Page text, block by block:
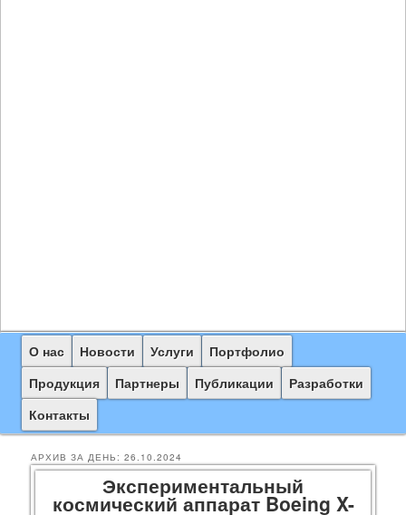
Главное
меню
Перейти
к
основному
содержимому
Перейти
к
дополнительному
содержимому
О нас Новости Услуги
Портфолио
Продукция
Партнеры Публикации
Разработки
Контакты
АРХИВ ЗА ДЕНЬ:26.10.2024
Экспериментальный
космический аппарат Boeing X-